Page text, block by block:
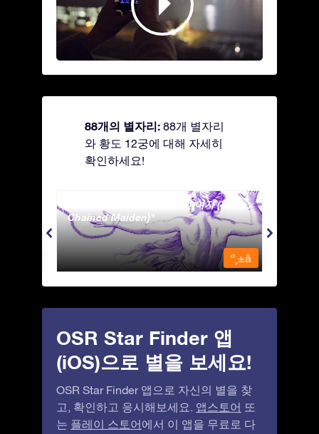
88개의 별자리: 88개 별자리
와 황도 12궁에 대해 자세히
확인하세요!
Andromeda - 사슬에 묶인 여자 (The
Chained Maiden)
º¸±â
OSR Star Finder 앱
(iOS)으로 별을 보세요!
OSR Star Finder 앱으로 자신의 별을 찾
고, 확인하고 응시해보세요. 앱스토어 또
는 플레이 스토어에서 이 앱을 무료로 다